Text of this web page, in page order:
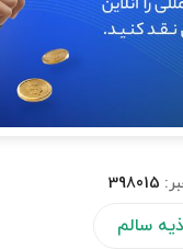
398015
سالم